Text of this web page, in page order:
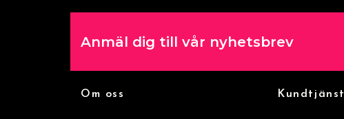
Anmäl dig till vår nyhetsbrev
Om oss Kundtjänst